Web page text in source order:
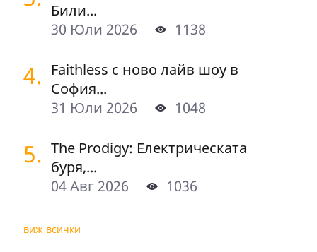
Били...
30 Юли 2026
1138
4. Faithless с ново лайв шоу в
София...
31 Юли 2026
1048
5. The Prodigy: Електрическата
буря,...
04 Авг 2026
1036
виж всички